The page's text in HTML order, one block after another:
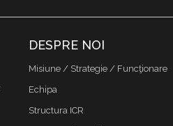
DESPRE NOI
Misiune / Strategie / Funcţionare
Echipa
Structura ICR